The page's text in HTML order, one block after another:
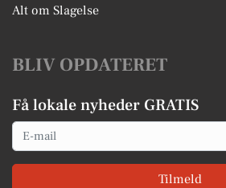
Alt om Slagelse
BLIV OPDATERET
Få lokale nyheder GRATIS
Email
Tilmeld